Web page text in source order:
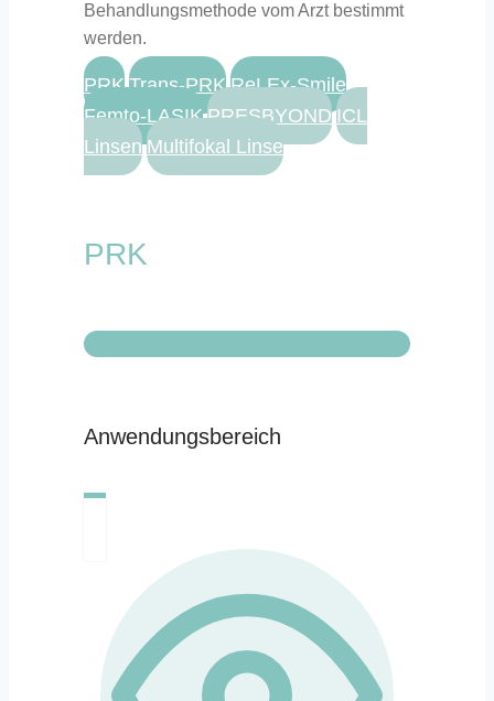
Behandlungsmethode vom Arzt bestimmt
werden.
PRK Trans-PRK ReLEx-Smile
Femto-LASIK PRESBYOND ICL
Linsen Multifokal Linse
PRK
Anwendungsbereich